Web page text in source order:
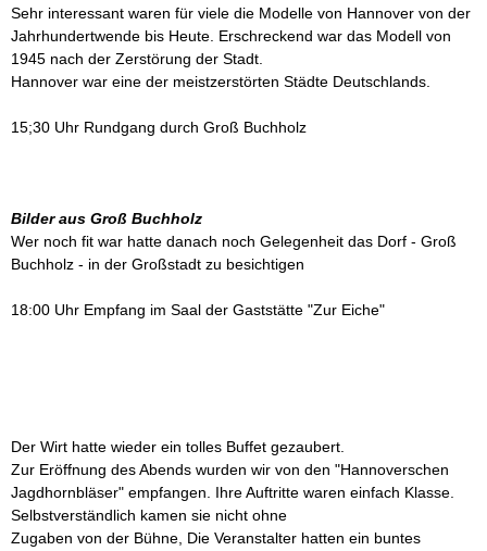
Sehr interessant waren für viele die Modelle von Hannover von der
Jahrhundertwende bis Heute. Erschreckend war das Modell von
1945 nach der Zerstörung der Stadt.
Hannover war eine der meistzerstörten Städte Deutschlands.
15;30 Uhr Rundgang durch Groß Buchholz
Bilder aus Groß Buchholz
Wer noch fit war hatte danach noch Gelegenheit das Dorf - Groß
Buchholz - in der Großstadt zu besichtigen
18:00 Uhr Empfang im Saal der Gaststätte "Zur Eiche"
Der Wirt hatte wieder ein tolles Buffet gezaubert.
Zur Eröffnung des Abends wurden wir von den "Hannoverschen
Jagdhornbläser" empfangen. Ihre Auftritte waren einfach Klasse.
Selbstverständlich kamen sie nicht ohne
Zugaben von der Bühne, Die Veranstalter hatten ein buntes